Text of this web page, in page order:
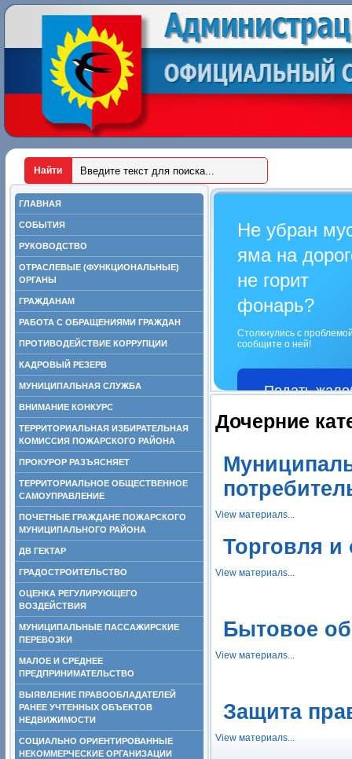
ГЛАВНАЯ
СОБЫТИЯ
РУКОВОДСТВО
ОТРАСЛЕВЫЕ (ФУНКЦИОНАЛЬНЫЕ)
ОРГАНЫ
ГРАЖДАНАМ
РАБОТА С ОБРАЩЕНИЯМИ ГРАЖДАН
ПРОТИВОДЕЙСТВИЕ КОРРУПЦИИ
КАДРОВЫЙ РЕЗЕРВ
МУНИЦИПАЛЬНАЯ СЛУЖБА
ВНИМАНИЕ КОНКУРС
ТЕРРИТОРИАЛЬНАЯ ИЗБИРАТЕЛЬНАЯ
КОМИССИЯ ПОЖАРСКОГО РАЙОНА
ПРОКУРОР РАЗЪЯСНЯЕТ
ТЕРРИТОРИАЛЬНОЕ ОБЩЕСТВЕННОЕ
САМОУПРАВЛЕНИЕ
ПОЧЕТНЫЕ ГРАЖДАНЕ ПОЖАРСКОГО
МУНИЦИПАЛЬНОГО РАЙОНА
ДВ ГЕКТАР
ГРАДОСТРОИТЕЛЬСТВО
ОЦЕНКА РЕГУЛИРУЮЩЕГО
ВОЗДЕЙСТВИЯ
МУНИЦИПАЛЬНЫЕ ПАССАЖИРСКИЕ
ПЕРЕВОЗКИ
МАЛОЕ И СРЕДНЕЕ
ПРЕДПРИНИМАТЕЛЬСТВО
ВЫЯВЛЕНИЕ ПРАВООБЛАДАТЕЛЕЙ
РАНЕЕ УЧТЕННЫХ ОБЪЕКТОВ
НЕДВИЖИМОСТИ
СОЦИАЛЬНО ОРИЕНТИРОВАННЫЕ
НЕКОММЕРЧЕСКИЕ ОРГАНИЗАЦИИ
Не убран
яма на
не горит
фонарь?
Столкнулись с
сообщите о ней!
Подать
Дочерние
View материалs...
Торговля и
View материалs...
Бытовое
View материалs...
Защита
View материалs...